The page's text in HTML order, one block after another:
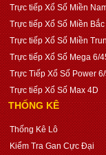
Trực tiếp Xổ Số Miền
Trực tiếp Xổ Số Miền Bắc
Trực tiếp Xổ Số Miền
Trực tiếp Xổ Số Mega 6/
Trực Tiếp Xổ Số Power
Trực tiếp Xổ Số Max 4D
THỐNG KÊ
Thống Kê Lô
Kiểm Tra Gan Cực Đại